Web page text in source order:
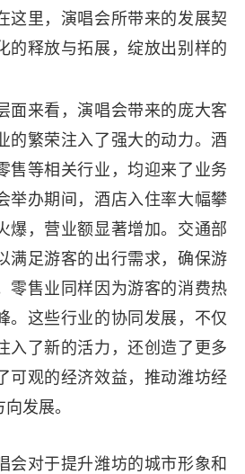
这里，演唱会所带来的发展契
的释放与拓展，绽放出别样的
来看，演唱会带来的庞大客
的繁荣注入了强大的动力。酒
售等相关行业，均迎来了业务
举办期间，酒店入住率大幅攀
爆，营业额显著增加。交通部
满足游客的出行需求，确保游
零售业同样因为游客的消费热
。这些行业的协同发展，不仅
入了新的活力，还创造了更多
可观的经济效益，推动潍坊经
发展。
对于提升潍坊的城市形象和